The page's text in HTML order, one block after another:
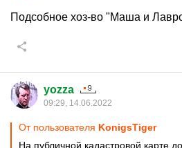
Подсобное хоз-во "Маша и
yozza
09:29, 14.06.2022
От пользователя KonigsTiger
На публичной кадастровой карте